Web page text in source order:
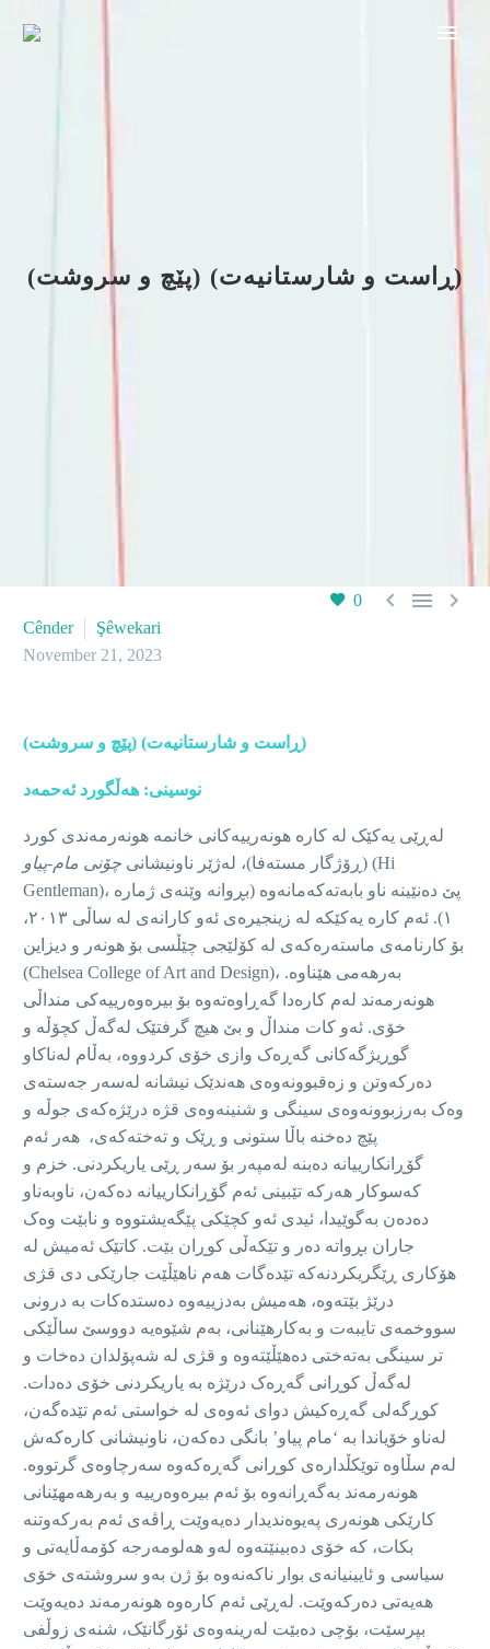
(پێچ و سروشت) (ڕاست و شارستانیەت)
0   
Cênder
Şêwekari
November 21, 2023
(پێچ و سروشت) (ڕاست و شارستانیەت)
نوسینی: هەڵگورد ئەحمەد
لەڕێی یەکێک لە کارە هونەرییەکانی خانمە هونەرمەندی کورد
(ڕۆژگار مستەفا)، لەژێر ناونیشانی چۆنی مام-پیاو
(Hi
Gentleman)، پێ دەنێینە ناو بابەتەکەمانەوە (بڕوانە وێنەی ژمارە
١). ئەم کارە یەکێکە لە زینجیرەی ئەو کارانەی لە ساڵی ٢٠١٣،
بۆ کارنامەی ماستەرەکەی لە کۆلێجی چێڵسی بۆ هونەر و دیزاین
(Chelsea College of Art and Design)، بەرهەمی هێناوە.
هونەرمەند لەم کارەدا گەڕاوەتەوە بۆ بیرەوەرییەکی منداڵی
خۆی. ئەو کات منداڵ و بێ هیچ گرفتێک لەگەڵ کچۆڵە و
گوڕیژگەکانی گەڕەک وازی خۆی کردووە، بەڵام لەناکاو
دەرکەوتن و زەقبوونەوەی هەندێک نیشانە لەسەر جەستەی
وەک بەرزبوونەوەی سینگی و شنینەوەی قژە درێژەکەی جوڵە و
پێچ دەخنە باڵا ستونی و ڕێک و تەختەکەی، هەر ئەم
گۆڕانکارییانە دەبنە لەمپەر بۆ سەر ڕێی یاریکردنی. خزم و
کەسوکار هەرکە تێبینی ئەم گۆڕانکارییانە دەکەن، ناوبەناو
دەدەن بەگوێیدا، ئیدی ئەو کچێکی پێگەیشتووە و نابێت وەک
جاران بڕواتە دەر و تێکەڵی کوڕان بێت. کاتێک ئەمیش لە
هۆکاری ڕێگریکردنەکە تێدەگات هەم ناهێڵێت جارێکی دی قژی
درێژ بێتەوە، هەمیش بەدزییەوە دەستدەکات بە درونی
سووخمەی تایبەت و بەکارهێنانی، بەم شێوەیە دووسێ ساڵێکی
تر سینگی بەتەختی دەهێڵێتەوە و قژی لە شەپۆلدان دەخات و
لەگەڵ کوڕانی گەڕەک درێژە بە یاریکردنی خۆی دەدات.
کوڕگەلی گەڕەکیش دوای ئەوەی لە خواستی ئەم تێدەگەن،
لەناو خۆیاندا بە ‘مام پیاو’ بانگی دەکەن، ناونیشانی کارەکەش
لەم سڵاوە توێکڵدارەی کوڕانی گەڕەکەوە سەرچاوەی گرتووە.
هونەرمەند بەگەڕانەوە بۆ ئەم بیرەوەرییە و بەرهەمهێنانی
کارێکی هونەری پەیوەندیدار دەیەوێت ڕاڤەی ئەم بەرکەوتنە
بکات، کە خۆی دەبینێتەوە لەو هەلومەرجە کۆمەڵایەتی و
سیاسی و ئایینیانەی بوار ناکەنەوە بۆ ژن بەو سروشتەی خۆی
هەیەتی دەرکەوێت. لەڕێی ئەم کارەوە هونەرمەند دەیەوێت
بپرسێت، بۆچی دەبێت لەرینەوەی ئۆرگانێک، شنەی زوڵفی